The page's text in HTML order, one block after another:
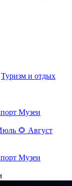
Туризм и отдых
Музеи
🌻 Август
Музеи